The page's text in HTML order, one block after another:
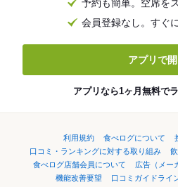
予約も簡単。空席を
会員登録なし。すぐ
アプリで開
アプリなら1ヶ月無料で
利用規約 食べログについて
口コミ・ランキングに対する取り組み
食べログ店舗会員について
広告（メー
機能改善要望
口コミガイドライ